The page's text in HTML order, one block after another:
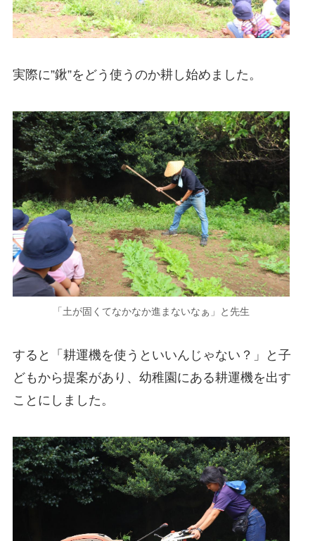
実際に”鍬”をどう使うのか耕し始めました。
「土が固くてなかなか進まないなぁ」と先生
すると「耕運機を使うといいんじゃない？」と子
どもから提案があり、幼稚園にある耕運機を出す
ことにしました。